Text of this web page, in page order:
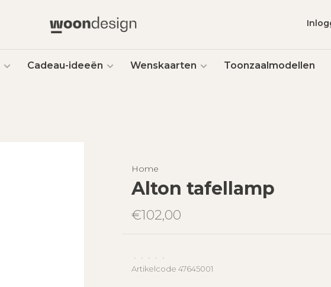
Cadeau-ideeën Wenskaarten Toonzaalmodellen
Home
Alton tafellamp
€102,00
• • • •
•
Artikelcode 47645001